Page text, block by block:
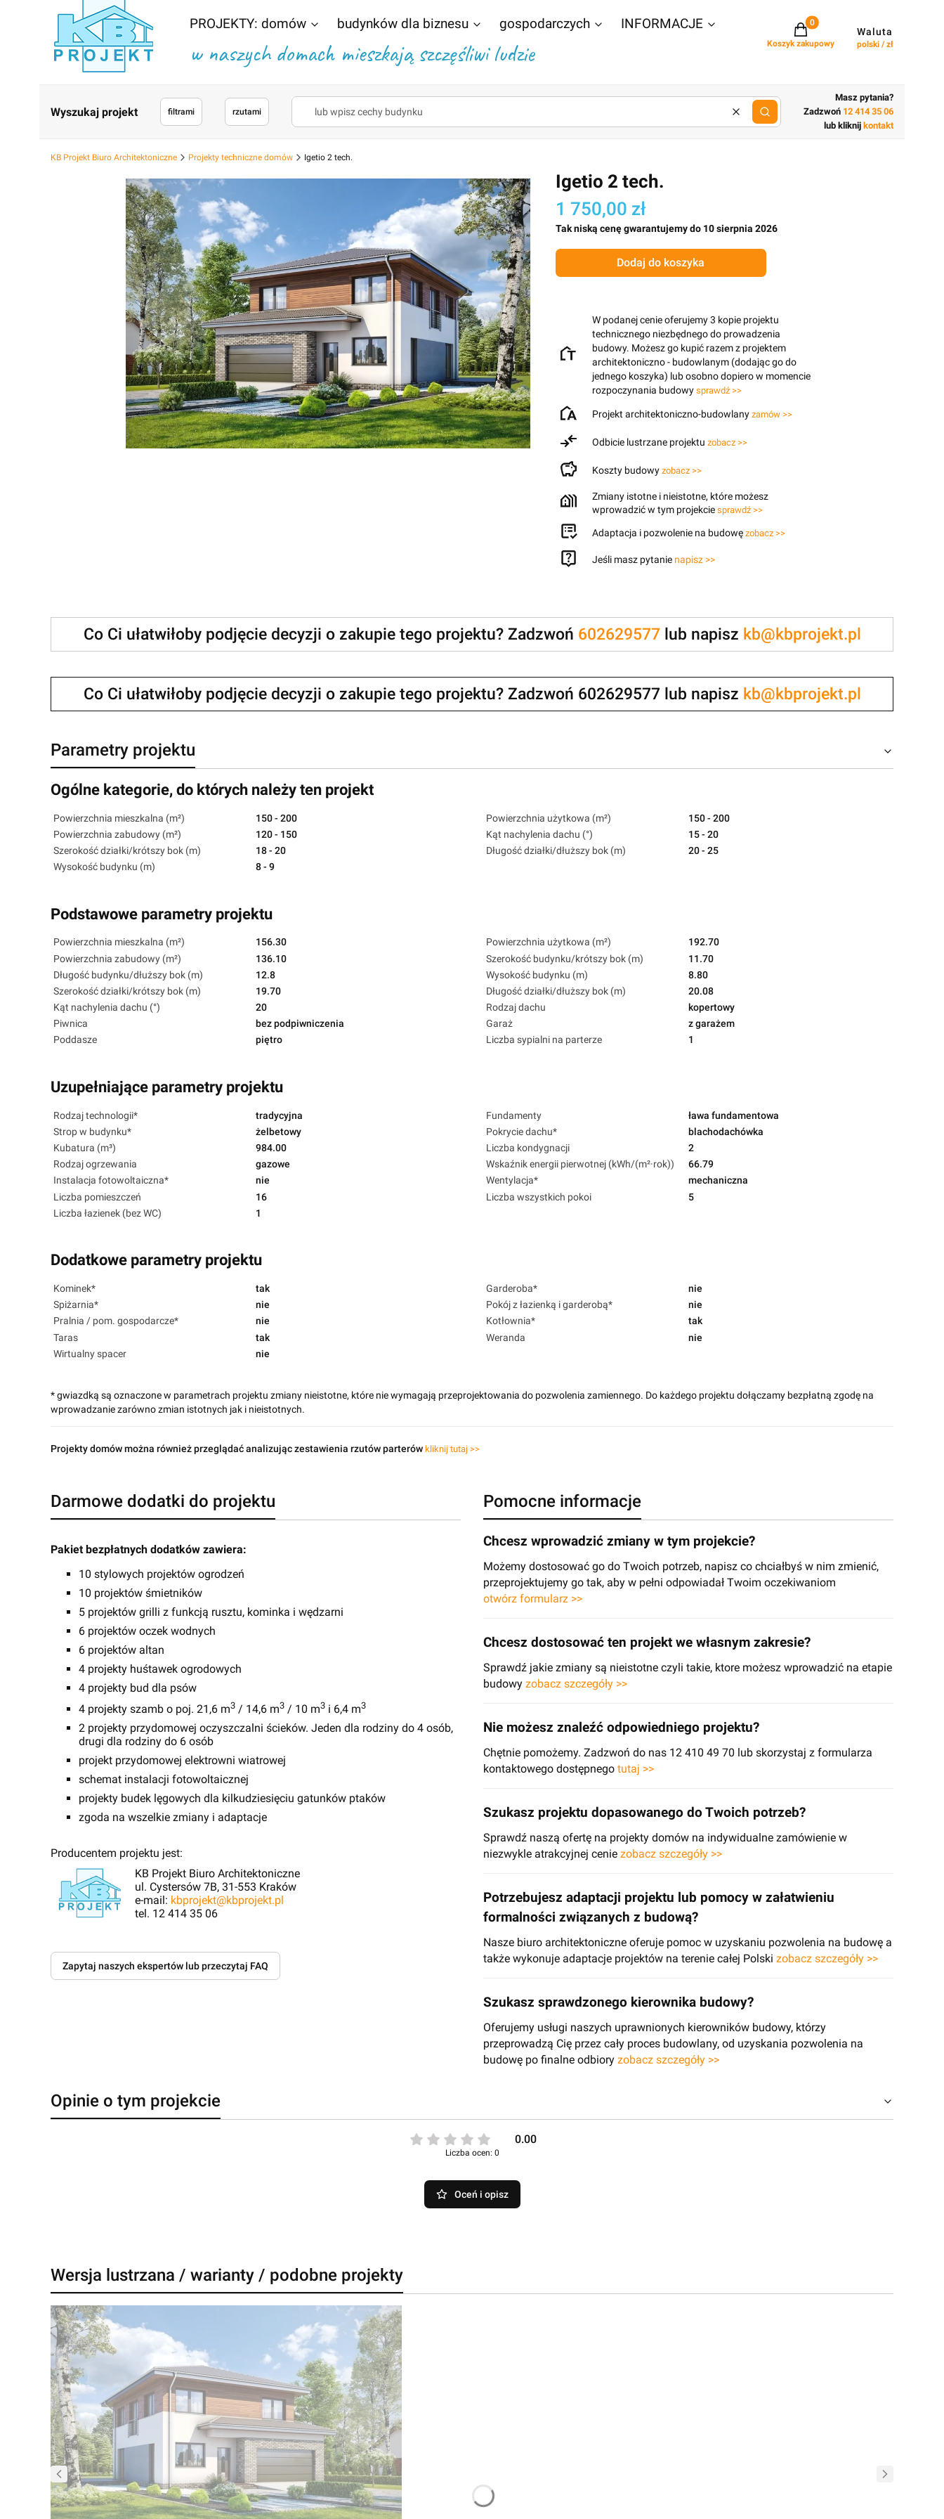
PROJEKTY: domów budynków dla biznesu gospodarczych INFORMACJE
w naszych domach mieszkają szczęśliwi ludzie
Projekty w koszyku: 0. Zobacz
Koszyk zakupowy
Waluta
polski / zł
Wyszukaj projekt filtrami rzutami
Wyczyśćlub wpisz cechy budynku
Masz pytania?
Zadzwoń 12 414 35 06
lub kliknij kontakt
KB Projekt Biuro Architektoniczne Projekty techniczne domów Igetio 2 tech.
Igetio 2 tech.
1 750,00 zł
Tak niską cenę gwarantujemy do 10 sierpnia 2026
Dodaj do koszyka
W podanej cenie oferujemy 3 kopie projektu
technicznego niezbędnego do prowadzenia
budowy. Możesz go kupić razem z projektem
architektoniczno - budowlanym (dodając go do
jednego koszyka) lub osobno dopiero w momencie
rozpoczynania budowy sprawdź >>
Projekt architektoniczno-budowlany zamów >>
Odbicie lustrzane projektu zobacz >>
Koszty budowy zobacz >>
Zmiany istotne i nieistotne, które możesz
wprowadzić w tym projekcie sprawdź >>
Adaptacja i pozwolenie na budowę zobacz >>
Jeśli masz pytanie napisz >>
Co Ci ułatwiłoby podjęcie decyzji o zakupie tego projektu? Zadzwoń 602629577lub napisz kb@kbprojekt.pl
Co Ci ułatwiłoby podjęcie decyzji o zakupie tego projektu? Zadzwoń 602629577 lub napisz kb@kbprojekt.pl
Parametry projektu
Ogólne kategorie, do których należy ten projekt
Powierzchnia mieszkalna (m²) 150 - 200 Powierzchnia użytkowa (m²)
150 - 200
Powierzchnia zabudowy (m²)
120 - 150 Kąt nachylenia dachu (°)
15 - 20
Szerokość działki/krótszy bok (m)
18 - 20 Długość działki/dłuższy bok (m)
20 - 25
Wysokość budynku (m)
8 - 9
Podstawowe parametry projektu
Powierzchnia mieszkalna (m²) 156.30 Powierzchnia użytkowa (m²)
192.70
Powierzchnia zabudowy (m²)
136.10 Szerokość budynku/krótszy bok (m)
11.70
Długość budynku/dłuższy bok (m)
12.8 Wysokość budynku (m)
8.80
Szerokość działki/krótszy bok (m)
19.70 Długość działki/dłuższy bok (m)
20.08
Kąt nachylenia dachu (°)
20 Rodzaj dachu
kopertowy
Piwnica
bez podpiwniczenia Garaż
z garażem
Poddasze
piętro Liczba sypialni na parterze 1
Uzupełniające parametry projektu
Rodzaj technologii* tradycyjna Fundamenty
ława fundamentowa
Strop w budynku*
żelbetowy Pokrycie dachu*
blachodachówka
Kubatura (m³)
984.00 Liczba kondygnacji
2
Rodzaj ogrzewania
gazowe Wskaźnik energii pierwotnej (kWh/(m²·rok))
66.79
Instalacja fotowoltaiczna*
nie Wentylacja*
mechaniczna
Liczba pomieszczeń
16 Liczba wszystkich pokoi
5
Liczba łazienek (bez WC)
1
Dodatkowe parametry projektu
Kominek* tak Garderoba*
nie
Spiżarnia*
nie Pokój z łazienką i garderobą*
nie
Pralnia / pom. gospodarcze*
nie Kotłownia*
tak
Taras
tak Weranda
nie
Wirtualny spacer
nie
* gwiazdką są oznaczone w parametrach projektu zmiany nieistotne, które nie wymagają przeprojektowania do pozwolenia zamiennego. Do każdego projektu dołączamy bezpłatną zgodę na
wprowadzanie zarówno zmian istotnych jak i nieistotnych.
Projekty domów można również przeglądać analizując zestawienia rzutów parterów kliknij tutaj >>
Darmowe dodatki do projektu
Pakiet bezpłatnych dodatków zawiera:
10 stylowych projektów ogrodzeń
10 projektów śmietników
5 projektów grilli z funkcją rusztu, kominka i wędzarni
6 projektów oczek wodnych
6 projektów altan
4 projekty huśtawek ogrodowych
4 projekty bud dla psów
4 projekty szamb o poj. 21,6 m3 / 14,6 m3 / 10 m3 i 6,4 m3
2 projekty przydomowej oczyszczalni ścieków. Jeden dla rodziny do 4 osób,
drugi dla rodziny do 6 osób
projekt przydomowej elektrowni wiatrowej
schemat instalacji fotowoltaicznej
projekty budek lęgowych dla kilkudziesięciu gatunków ptaków
zgoda na wszelkie zmiany i adaptacje
Producentem projektu jest:
KB Projekt Biuro Architektoniczne
ul. Cystersów 7B, 31-553 Kraków
e-mail: kbprojekt@kbprojekt.pl
tel. 12 414 35 06
Zapytaj naszych ekspertów lub przeczytaj FAQ
Pomocne informacje
Chcesz wprowadzić zmiany w tym projekcie?
Możemy dostosować go do Twoich potrzeb, napisz co chciałbyś w nim zmienić,
przeprojektujemy go tak, aby w pełni odpowiadał Twoim oczekiwaniom
otwórz formularz >>
Chcesz dostosować ten projekt we własnym zakresie?
Sprawdź jakie zmiany są nieistotne czyli takie, ktore możesz wprowadzić na etapie
budowy zobacz szczegóły >>
Nie możesz znaleźć odpowiedniego projektu?
Chętnie pomożemy. Zadzwoń do nas 12 410 49 70 lub skorzystaj z formularza
kontaktowego dostępnego tutaj >>
Szukasz projektu dopasowanego do Twoich potrzeb?
Sprawdź naszą ofertę na projekty domów na indywidualne zamówienie w
niezwykle atrakcyjnej cenie zobacz szczegóły >>
Potrzebujesz adaptacji projektu lub pomocy w załatwieniu
formalności związanych z budową?
Nasze biuro architektoniczne oferuje pomoc w uzyskaniu pozwolenia na budowę a
także wykonuje adaptacje projektów na terenie całej Polski zobacz szczegóły >>
Szukasz sprawdzonego kierownika budowy?
Oferujemy usługi naszych uprawnionych kierowników budowy, którzy
przeprowadzą Cię przez cały proces budowlany, od uzyskania pozwolenia na
budowę po finalne odbiory zobacz szczegóły >>
Opinie o tym projekcie
0.00
Liczba ocen: 0
Oceń i opisz
Wersja lustrzana / warianty / podobne projekty